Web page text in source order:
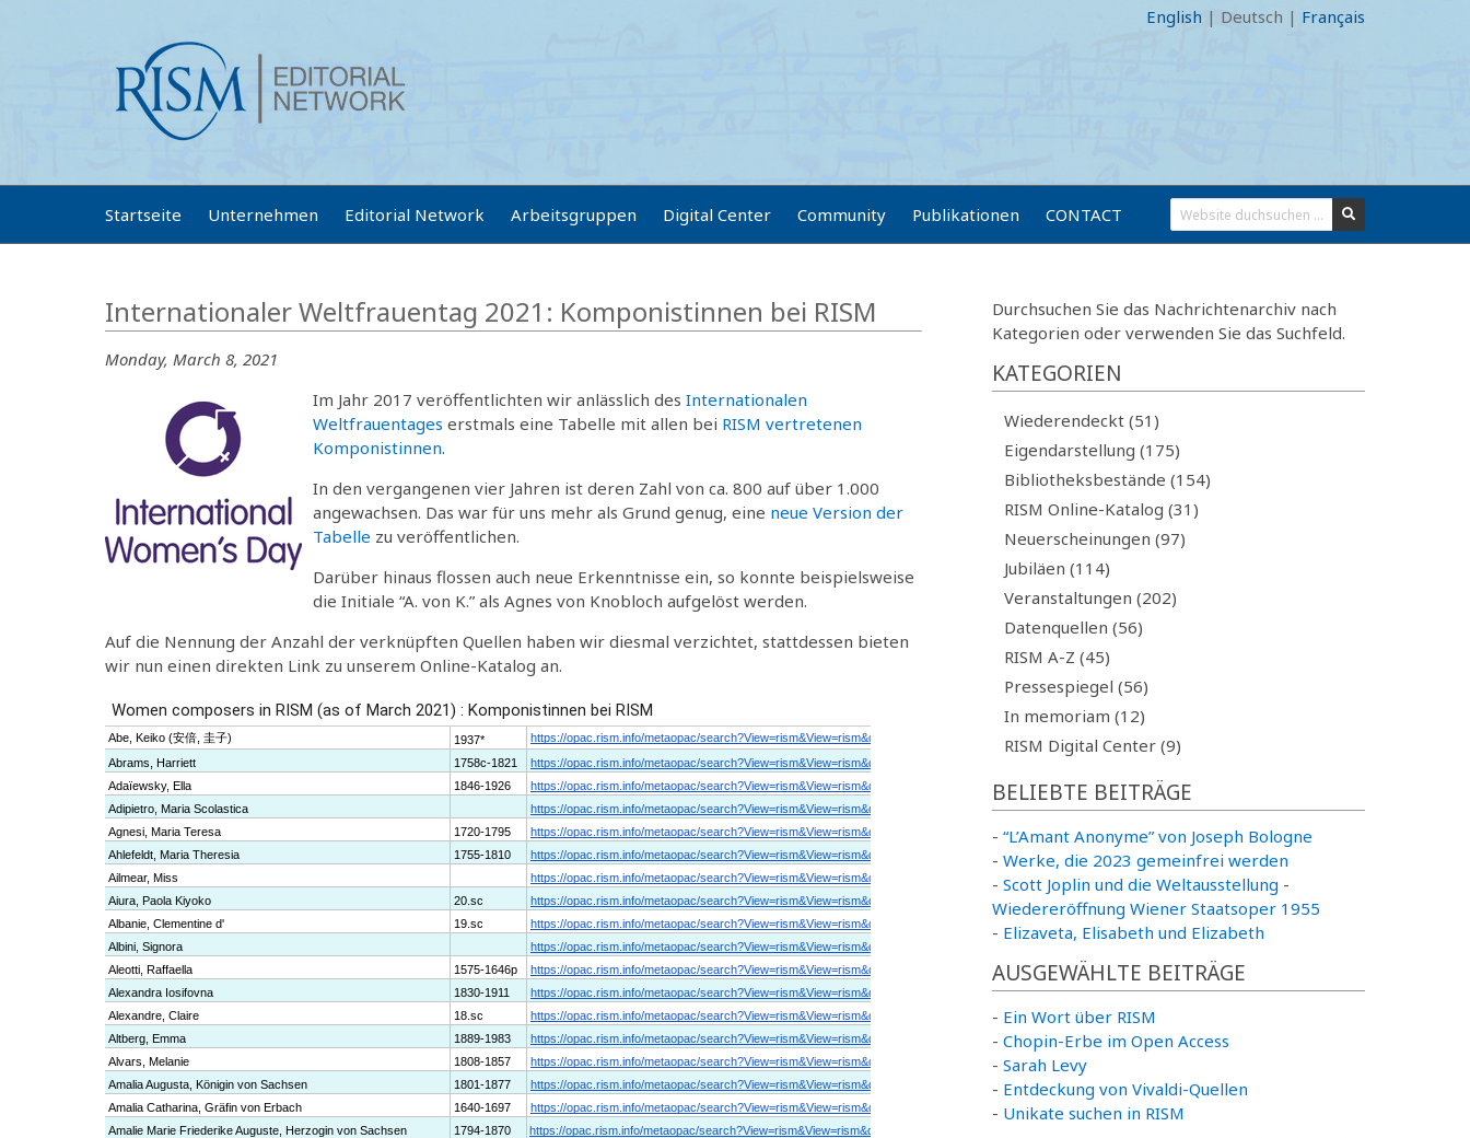
English | Deutsch | Français
Startseite Unternehmen Editorial Network Arbeitsgruppen Digital Center Community Publikationen CONTACT
Internationaler Weltfrauentag 2021: Komponistinnen bei RISM
Monday, March 8, 2021
Im Jahr 2017 veröffentlichten wir anlässlich des Internationalen
Weltfrauentages erstmals eine Tabelle mit allen bei RISM vertretenen
Komponistinnen.
In den vergangenen vier Jahren ist deren Zahl von ca. 800 auf über 1.000
angewachsen. Das war für uns mehr als Grund genug, eine neue Version der
Tabelle zu veröffentlichen.
Darüber hinaus flossen auch neue Erkenntnisse ein, so konnte beispielsweise
die Initiale “A. von K.” als Agnes von Knobloch aufgelöst werden.
Auf die Nennung der Anzahl der verknüpften Quellen haben wir diesmal verzichtet, stattdessen bieten
wir nun einen direkten Link zu unserem Online-Katalog an.
Durchsuchen Sie das Nachrichtenarchiv nach
Kategorien oder verwenden Sie das Suchfeld.
KATEGORIEN
Wiederendeckt (51)
Eigendarstellung (175)
Bibliotheksbestände (154)
RISM Online-Katalog (31)
Neuerscheinungen (97)
Jubiläen (114)
Veranstaltungen (202)
Datenquellen (56)
RISM A-Z (45)
Pressespiegel (56)
In memoriam (12)
RISM Digital Center (9)
BELIEBTE BEITRÄGE
- “L’Amant Anonyme” von Joseph Bologne
- Werke, die 2023 gemeinfrei werden
- Scott Joplin und die Weltausstellung -
Wiedereröffnung Wiener Staatsoper 1955
- Elizaveta, Elisabeth und Elizabeth
AUSGEWÄHLTE BEITRÄGE
- Ein Wort über RISM
- Chopin-Erbe im Open Access
- Sarah Levy
- Entdeckung von Vivaldi-Quellen
- Unikate suchen in RISM